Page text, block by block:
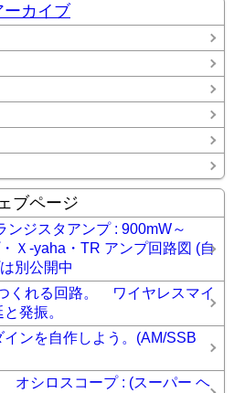
ーカイブ
ブページ
ンジスタアンプ : 900mW～
Ｘ-yaha・TR アンプ回路図 (自
別公開中
くれる回路。 ワイヤレスマイ
発振。
インを自作しよう。(AM/SSB
オシロスコープ : (スーパー ヘ